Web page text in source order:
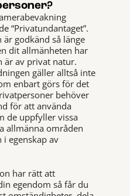
“Privatundantaget”.
godkänd så länge
dit allmänheten har
är av privat natur.
gäller alltså inte
enbart görs för det
behöver
för att använda
de uppfyller vissa
allmänna områden
egenskap av
har rätt att
egendom så får du